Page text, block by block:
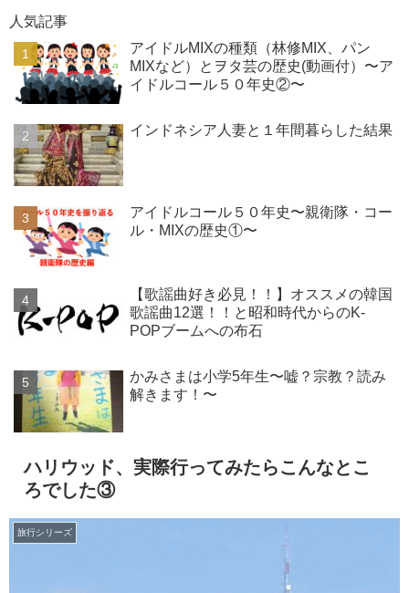
人気記事
アイドルMIXの種類（林修MIX、パン
MIXなど）とヲタ芸の歴史(動画付）〜ア
イドルコール５０年史②〜
インドネシア人妻と１年間暮らした結果
アイドルコール５０年史〜親衛隊・コー
ル・MIXの歴史①〜
【歌謡曲好き必見！！】オススメの韓国
歌謡曲12選！！と昭和時代からのK-
POPブームへの布石
かみさまは小学5年生〜嘘？宗教？読み
解きます！〜
ハリウッド、実際行ってみたらこんなとこ
ろでした③
旅行シリーズ